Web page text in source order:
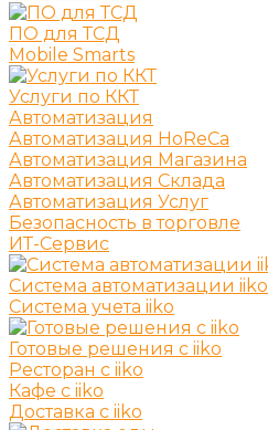
ПО для ТСД
Mobile Smarts
Услуги по ККТ
Автоматизация
Автоматизация HoReCa
Автоматизация Магазина
Автоматизация Склада
Автоматизация Услуг
Безопасность в торговле
ИТ-Сервис
Система автоматизации iiko
Система учета iiko
Готовые решения c iiko
Ресторан с iiko
Кафе с iiko
Доставка с iiko